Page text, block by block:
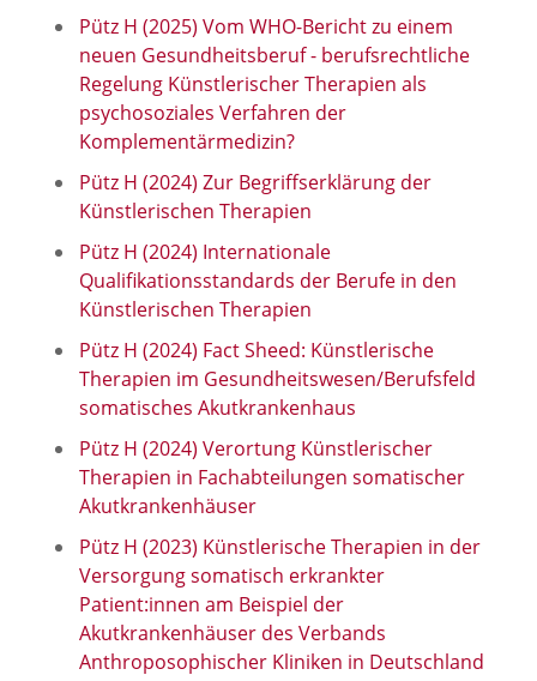
Pütz H (2025) Vom WHO-Bericht zu einem
neuen Gesundheitsberuf - berufsrechtliche
Regelung Künstlerischer Therapien als
psychosoziales Verfahren der
Komplementärmedizin?
Pütz H (2024) Zur Begriffserklärung der
Künstlerischen Therapien
Pütz H (2024) Internationale
Qualifikationsstandards der Berufe in den
Künstlerischen Therapien
Pütz H (2024) Fact Sheed: Künstlerische
Therapien im Gesundheitswesen/Berufsfeld
somatisches Akutkrankenhaus
Pütz H (2024) Verortung Künstlerischer
Therapien in Fachabteilungen somatischer
Akutkrankenhäuser
Pütz H (2023) Künstlerische Therapien in der
Versorgung somatisch erkrankter
Patient:innen am Beispiel der
Akutkrankenhäuser des Verbands
Anthroposophischer Kliniken in Deutschland